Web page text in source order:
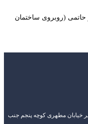
حاتمی (روبروی ساختمان
خیابان مطهری کوچه پنجم جنب